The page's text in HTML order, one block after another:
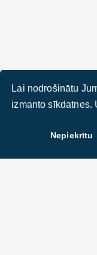
Lai nodrošinātu
izmanto sīkdatnes.
Nepiekrītu